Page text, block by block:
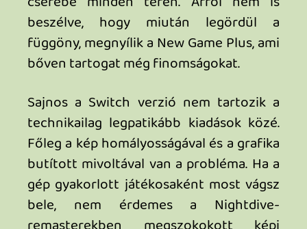
Forgive Me Father 2 játékteszt |
PLATFORM: PC, Xbox. Switch (tesztelt),
PS5 | KIADÓ: Fulqrum Publishing |
FEJLESZTŐ: Byte Barrel | MEGJELENÉS:
platformon | ÁR kb. 10.000 Ft